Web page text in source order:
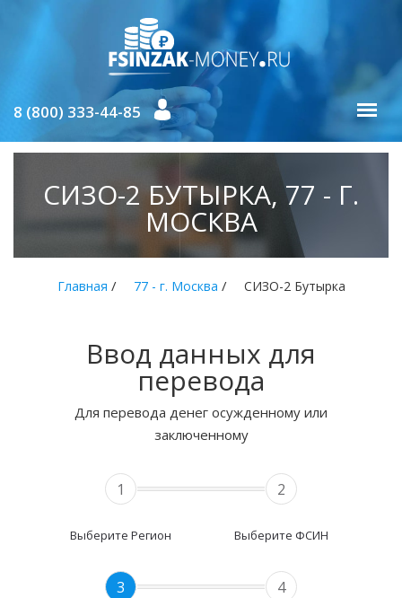
8 (800) 333-44-85
СИЗО-2 БУТЫРКА, 77 - Г.
МОСКВА
Главная / 77 - г. Москва / СИЗО-2 Бутырка
Ввод данных для
перевода
Для перевода денег осужденному или
заключенному
1
Выберите Регион
2
Выберите ФСИН
3 4